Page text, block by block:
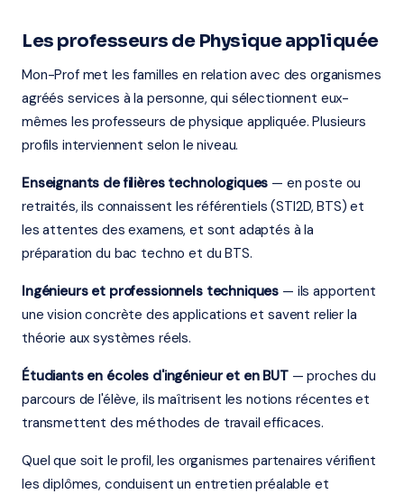
Les professeurs de Physique appliquée
Mon-Prof met les familles en relation avec des organismes
agréés services à la personne, qui sélectionnent eux-
mêmes les professeurs de physique appliquée. Plusieurs
profils interviennent selon le niveau.
Enseignants de filières technologiques — en poste ou
retraités, ils connaissent les référentiels (STI2D, BTS) et
les attentes des examens, et sont adaptés à la
préparation du bac techno et du BTS.
Ingénieurs et professionnels techniques — ils apportent
une vision concrète des applications et savent relier la
théorie aux systèmes réels.
Étudiants en écoles d'ingénieur et en BUT— proches du
parcours de l'élève, ils maîtrisent les notions récentes et
transmettent des méthodes de travail efficaces.
Quel que soit le profil, les organismes partenaires vérifient
les diplômes, conduisent un entretien préalable et